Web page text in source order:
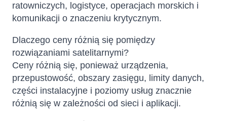
ratowniczych, logistyce, operacjach morskich i
komunikacji o znaczeniu krytycznym.
Dlaczego ceny różnią się pomiędzy
rozwiązaniami satelitarnymi?
Ceny różnią się, ponieważ urządzenia,
przepustowość, obszary zasięgu, limity danych,
części instalacyjne i poziomy usług znacznie
różnią się w zależności od sieci i aplikacji.